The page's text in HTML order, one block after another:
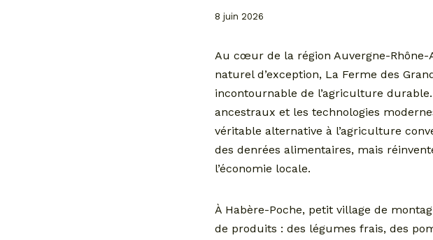
8 juin 2026
Au cœur de la région Auvergne-Rhône-
naturel d’exception, La Ferme des
incontournable de l’agriculture
ancestraux et les technologies
véritable alternative à l’agriculture
des denrées alimentaires, mais
l’économie locale.
À Habère-Poche, petit village de
de produits : des légumes frais, des